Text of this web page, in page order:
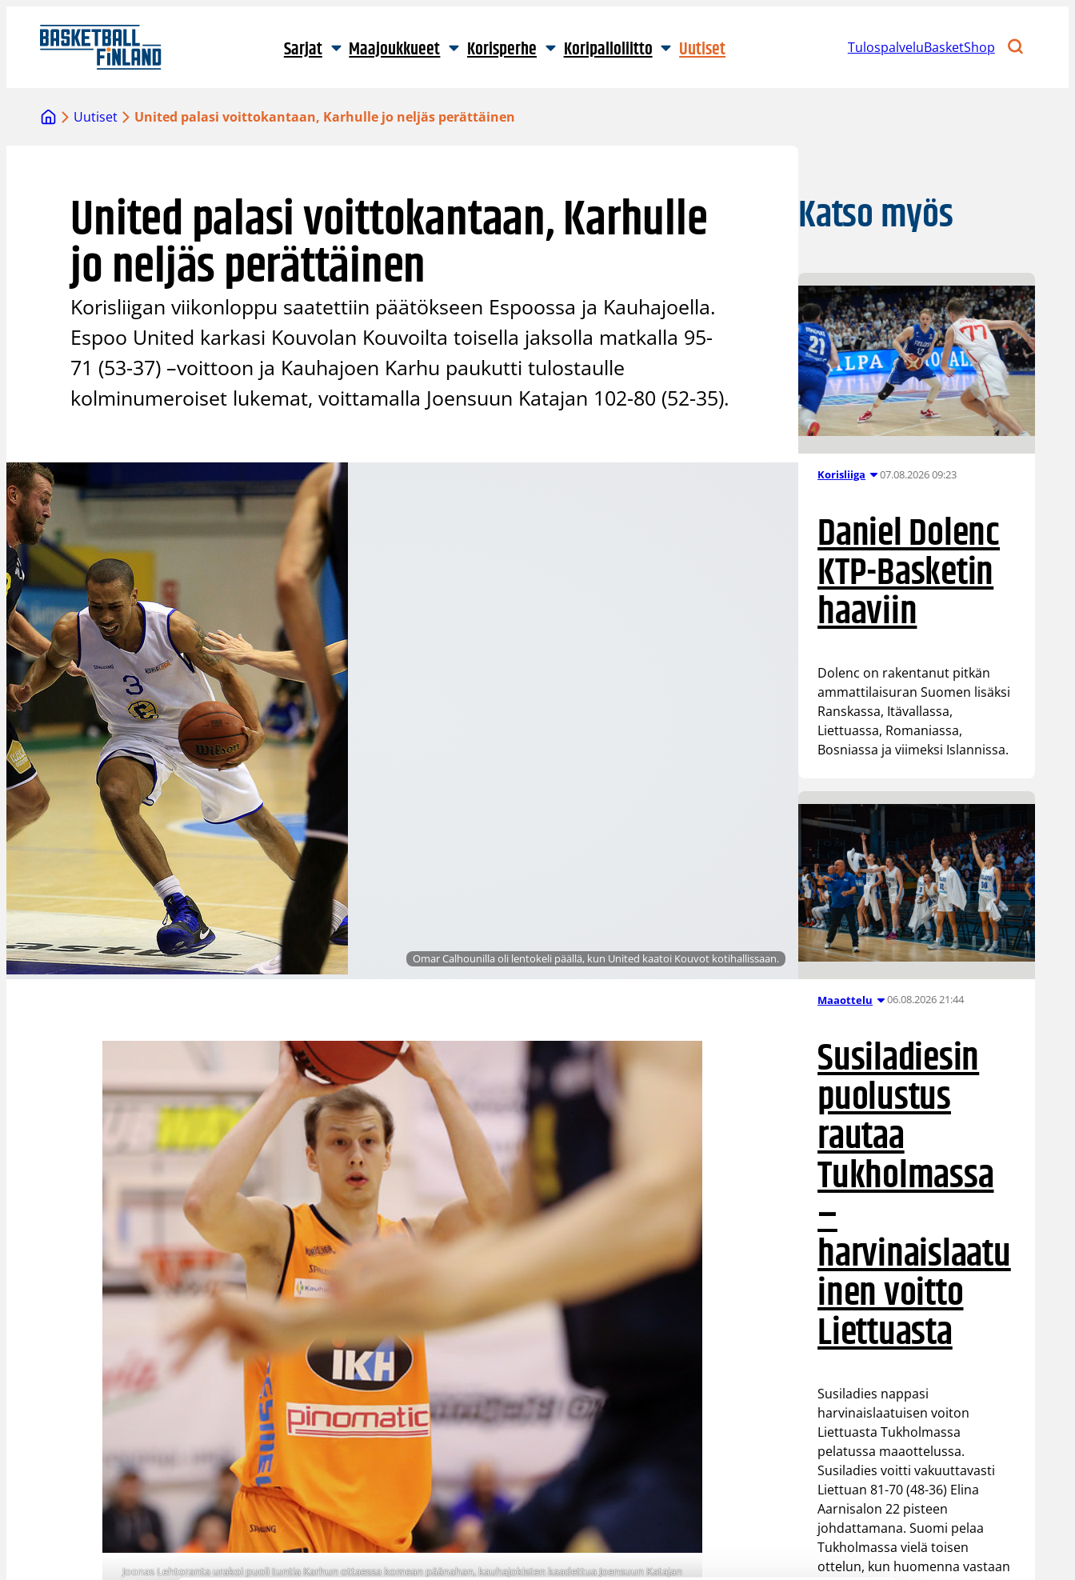
sisältöön
Sarjat Maajoukkueet Korisperhe Koripalloliitto Uutiset TulospalveluBasketShop
Uutiset United palasi voittokantaan, Karhulle jo neljäs perättäinen
United palasi voittokantaan, Karhulle
jo neljäs perättäinen
Korisliigan viikonloppu saatettiin päätökseen Espoossa ja Kauhajoella.
Espoo United karkasi Kouvolan Kouvoilta toisella jaksolla matkalla 95-
71 (53-37) –voittoon ja Kauhajoen Karhu paukutti tulostaulle
kolminumeroiset lukemat, voittamalla Joensuun Katajan 102-80 (52-35).
Omar Calhounilla oli lentokeli päällä, kun United kaatoi Kouvot kotihallissaan.
Joonas Lehtoranta urakoi puoli tuntia Karhun ottaessa komean päänahan, kauhajokisten kaadettua Joensuun Katajan
Katso myös
Korisliiga 07.08.2026 09:23
Daniel Dolenc
KTP-Basketin
haaviin
Dolenc on rakentanut pitkän
ammattilaisuran Suomen lisäksi
Ranskassa, Itävallassa,
Liettuassa, Romaniassa,
Bosniassa ja viimeksi Islannissa.
Maaottelu 06.08.2026 21:44
Susiladiesin
puolustus
rautaa
Tukholmassa
–
harvinaislaatu
inen voitto
Liettuasta
Susiladies nappasi
harvinaislaatuisen voiton
Liettuasta Tukholmassa
pelatussa maaottelussa.
Susiladies voitti vakuuttavasti
Liettuan 81-70 (48-36) Elina
Aarnisalon 22 pisteen
johdattamana. Suomi pelaa
Tukholmassa vielä toisen
ottelun, kun huomenna vastaan